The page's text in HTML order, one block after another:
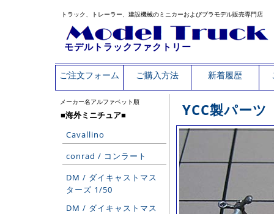
トラック、トレーラー、建設機械のミニカーおよびプラモデル販売専門店
モデルトラックファクトリー
ご注文フォーム ご購入方法 新着履歴
メーカー名アルファベット順
■海外ミニチュア■
Cavallino
conrad / コンラート
DM / ダイキャストマス
ターズ 1/50
DM / ダイキャストマス
YCC製パーツ